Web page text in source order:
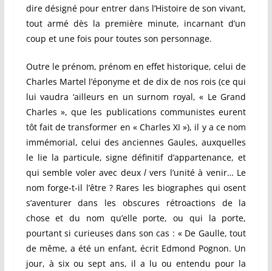
dire désigné pour entrer dans l’Histoire de son vivant,
tout armé dès la première minute, incarnant d’un
coup et une fois pour toutes son personnage.
Outre le prénom, prénom en effet historique, celui de
Charles Martel l’éponyme et de dix de nos rois (ce qui
lui vaudra ‘ailleurs en un surnom royal, « Le Grand
Charles », que les publications communistes eurent
tôt fait de transformer en « Charles XI »), il y a ce nom
immémorial, celui des anciennes Gaules, auxquelles
le lie la particule, signe définitif d’appartenance, et
qui semble voler avec deux l vers l’unité à venir… Le
nom forge-t-il l’être ? Rares les biographes qui osent
s’aventurer dans les obscures rétroactions de la
chose et du nom qu’elle porte, ou qui la porte,
pourtant si curieuses dans son cas : « De Gaulle, tout
de même, a été un enfant, écrit Edmond Pognon. Un
jour, à six ou sept ans, il a lu ou entendu pour la